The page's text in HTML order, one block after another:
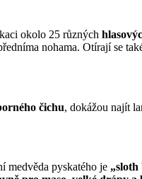
okolo 25 různých
nohama. Otírají se
čichu, dokážou najít
medvěda pyskatého je „sloth